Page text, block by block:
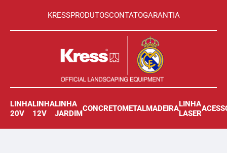
KRESSPRODUTOSCONTATOGARANTIA
LINHA
20V
LINHA
12V
LINHA
JARDIM
CONCRETOMETALMADEIRA
LINHA
LASER